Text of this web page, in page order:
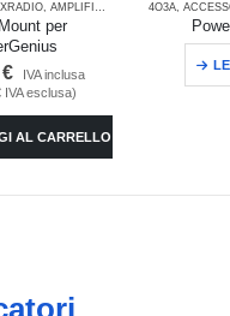
, AMPLIFICATORI
per
€
IVA inclusa
IVA esclusa)
AL CARRELLO
4O3A,